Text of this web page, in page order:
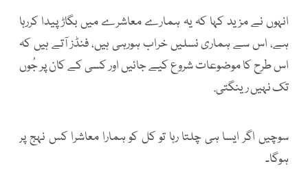
انہوں نے مزید کہا کہ یہ ہمارے معاشرے میں بگاڑ پیدا کررہا
ہے، اس سے ہماری نسلیں خراب ہورہی ہیں، فنڈز آتے ہیں کہ
اس طرح کا موضوعات شروع کیے جائیں اور کسی کے کان پر جُوں
تک نہیں رینگتی.
سوچیں اگر ایسا ہی چلتا رہا تو کل کو ہمارا معاشرا کس نہج پر
ہوگا۔